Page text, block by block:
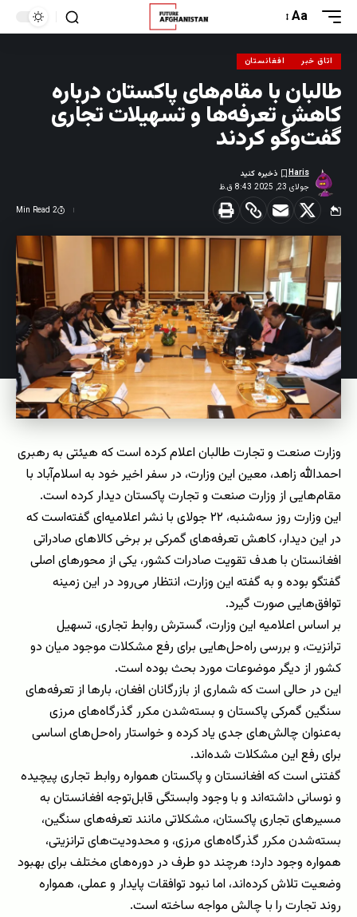
Aa
اتاق خبر افغانستان
طالبان با مقام‌های پاکستان درباره
کاهش تعرفه‌ها و تسهیلات تجاری
گفت‌وگو کردند
جولای 23, 2025 8:43 ق.ظ
Haris
2 Min Read
وزارت صنعت و تجارت طالبان اعلام کرده است که هیئتی به رهبری
احمدالله زاهد، معین این وزارت، در سفر اخیر خود به اسلام‌آباد با
مقام‌هایی از وزارت صنعت و تجارت پاکستان دیدار کرده است.
این وزارت روز سه‌شنبه، ۲۲ جولای با نشر اعلامیه‌ای گفته‌است که
در این دیدار، کاهش تعرفه‌های گمرکی بر برخی کالاهای صادراتی
افغانستان با هدف تقویت صادرات کشور، یکی از محورهای اصلی
گفتگو بوده و به گفته این وزارت، انتظار می‌رود در این زمینه
توافق‌هایی صورت گیرد.
بر اساس اعلامیه این وزارت، گسترش روابط تجاری، تسهیل
ترانزیت، و بررسی راه‌حل‌هایی برای رفع مشکلات موجود میان دو
کشور از دیگر موضوعات مورد بحث بوده است.
این در حالی است که شماری از بازرگانان افغان، بارها از تعرفه‌های
سنگین گمرکی پاکستان و بسته‌شدن مکرر گذرگاه‌های مرزی
به‌عنوان چالش‌های جدی یاد کرده و خواستار راه‌حل‌های اساسی
برای رفع این مشکلات شده‌اند.
گفتنی است که افغانستان و پاکستان همواره روابط تجاری پیچیده
و نوسانی داشته‌اند و با وجود وابستگی قابل‌توجه افغانستان به
مسیرهای تجاری پاکستان، مشکلاتی مانند تعرفه‌های سنگین،
بسته‌شدن مکرر گذرگاه‌های مرزی، و محدودیت‌های ترانزیتی،
همواره وجود دارد؛ هرچند دو طرف در دوره‌های مختلف برای بهبود
وضعیت تلاش کرده‌اند، اما نبود توافقات پایدار و عملی، همواره
روند تجارت را با چالش مواجه ساخته است.